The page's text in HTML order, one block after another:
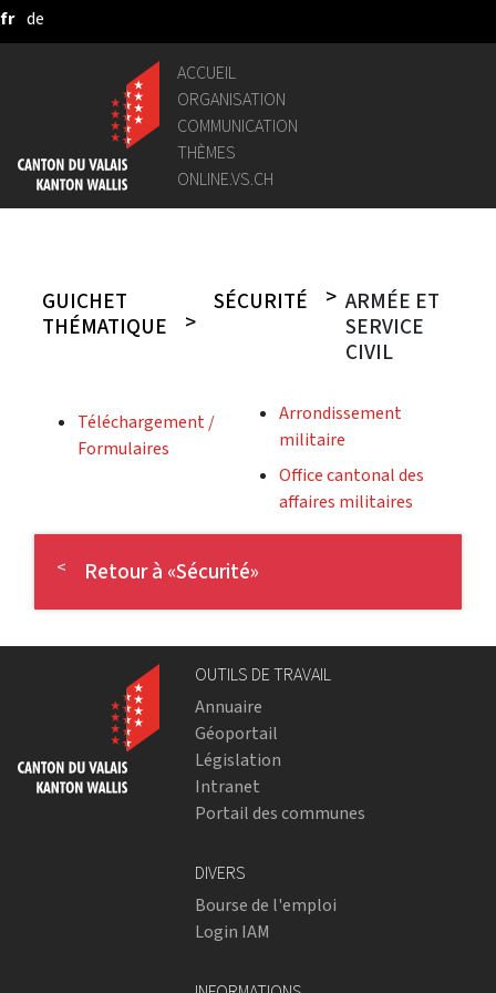
Saut au contenu principal
fr de
ACCUEIL
ORGANISATION
COMMUNICATION
THÈMES
ONLINE.VS.CH
GUICHET
THÉMATIQUE
SÉCURITÉ
ARMÉE ET
SERVICE
CIVIL
Téléchargement /
Formulaires
Arrondissement
militaire
Office cantonal des
affaires militaires
Retour à «Sécurité»
OUTILS DE TRAVAIL
Annuaire
Géoportail
Législation
Intranet
Portail des communes
DIVERS
Bourse de l'emploi
Login IAM